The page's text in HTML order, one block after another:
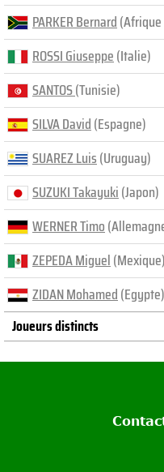
PARKER Bernard
ROSSI Giuseppe(Italie)
SANTOS(Tunisie)
SILVA David(Espagne)
SUAREZ Luis(Uruguay)
SUZUKI Takayuki(Japon)
WERNER Timo
ZEPEDA Miguel(Mexique)
ZIDAN Mohamed(Egypte)
Joueurs distincts